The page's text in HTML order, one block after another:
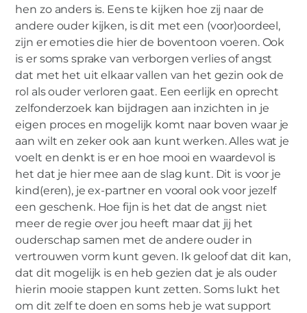
hen zo anders is. Eens te kijken hoe zij naar de
andere ouder kijken, is dit met een (voor)oordeel,
zijn er emoties die hier de boventoon voeren. Ook
is er soms sprake van verborgen verlies of angst
dat met het uit elkaar vallen van het gezin ook de
rol als ouder verloren gaat. Een eerlijk en oprecht
zelfonderzoek kan bijdragen aan inzichten in je
eigen proces en mogelijk komt naar boven waar je
aan wilt en zeker ook aan kunt werken. Alles wat je
voelt en denkt is er en hoe mooi en waardevol is
het dat je hier mee aan de slag kunt. Dit is voor je
kind(eren), je ex-partner en vooral ook voor jezelf
een geschenk. Hoe fijn is het dat de angst niet
meer de regie over jou heeft maar dat jij het
ouderschap samen met de andere ouder in
vertrouwen vorm kunt geven. Ik geloof dat dit kan,
dat dit mogelijk is en heb gezien dat je als ouder
hierin mooie stappen kunt zetten. Soms lukt het
om dit zelf te doen en soms heb je wat support